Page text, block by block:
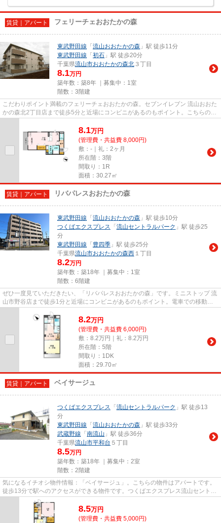
賃貸｜アパート フェリーチェおおたかの森
東武野田線 「 流山おおたかの森 」駅 徒歩11分
東武野田線 「 初石 」駅 徒歩20分
千葉県流山市おおたかの森北 ３丁目
8.1万円
築年数：築8年 ｜募集中： 1室
階数：3階建
こだわりポイント満載のフェリーチェおおたかの森。セブンイレブン 流山おおた
かの森北2丁目店まで徒歩5分と近場にコンビニがあるのもポイント。こちらの物
8.1万円
(管理費・共益費 8,000円)
敷：-｜礼：2ヶ月
所在階：3階
間取り：1R
面積：30.27㎡
賃貸｜アパート リバパレスおおたかの森
東武野田線 「 流山おおたかの森 」駅 徒歩10分
つくばエクスプレス 「 流山セントラルパーク 」駅 徒歩25
分
東武野田線 「 豊四季 」駅 徒歩25分
千葉県流山市おおたかの森西 １丁目
8.2万円
築年数：築18年 ｜募集中： 1室
階数：6階建
ぜひ一度見ていただきたい、「リバパレスおおたかの森」です。ミニストップ 流
山市野谷店まで徒歩1分と近場にコンビニがあるのもポイント。電車での移動が
より便利になる、2駅利用可能...
8.2万円
(管理費・共益費 6,000円)
敷：8.2万円｜礼：8.2万円
所在階：5階
間取り：1DK
面積：29.70㎡
賃貸｜アパート ベイサージュ
つくばエクスプレス 「 流山セントラルパーク 」駅 徒歩13
分
東武野田線 「 流山おおたかの森 」駅 徒歩33分
武蔵野線 「 南流山 」駅 徒歩36分
千葉県流山市平和台 ５丁目
8.5万円
築年数：築18年 ｜募集中： 2室
階数：2階建
気になるイチオシ物件情報：「ベイサージュ」。こちらの物件はアパートです。
徒歩13分で駅へのアクセスができる物件です。つくばエクスプレス流山セントラ
ルパークの近くで物件を探す...
8.5万円
(管理費・共益費 5,000円)